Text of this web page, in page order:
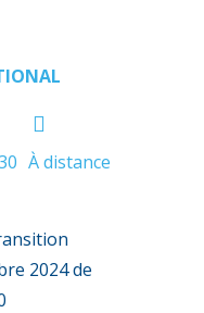
À distance
2024de